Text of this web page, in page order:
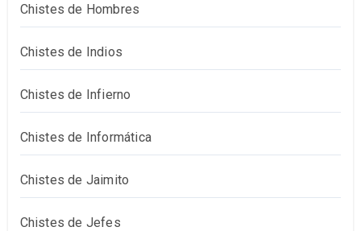
Chistes de Hombres
Chistes de Indios
Chistes de Infierno
Chistes de Informática
Chistes de Jaimito
Chistes de Jefes